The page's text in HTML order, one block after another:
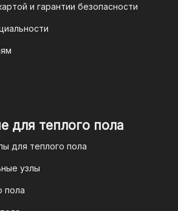
QR-коду
После оформления
вам
QR-код, который можно
вашего банка. Это быстро,
лиц
клиентов
и гарантии безопасности
для теплого пола
для теплого пола
узлы
пола